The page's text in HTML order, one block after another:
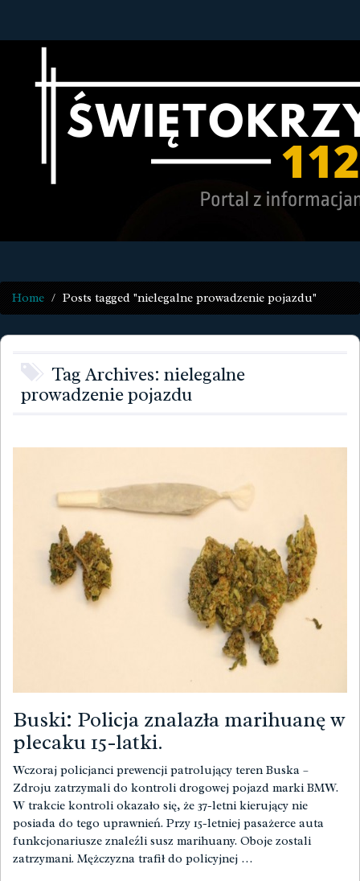
Home Posts tagged "nielegalne prowadzenie pojazdu"
Tag Archives: nielegalne
prowadzenie pojazdu
Buski: Policja znalazła marihuanę w
plecaku 15-latki.
Wczoraj policjanci prewencji patrolujący teren Buska –
Zdroju zatrzymali do kontroli drogowej pojazd marki BMW.
W trakcie kontroli okazało się, że 37-letni kierujący nie
posiada do tego uprawnień. Przy 15-letniej pasażerce auta
funkcjonariusze znaleźli susz marihuany. Oboje zostali
zatrzymani. Mężczyzna trafił do policyjnej …